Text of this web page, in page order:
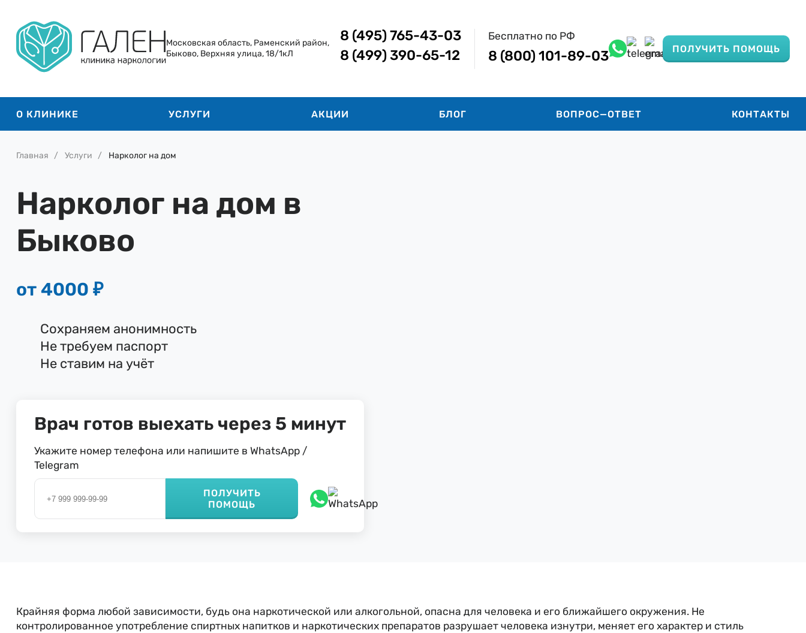
Московская область, Раменский район,
Быково, Верхняя улица, 18/1кЛ
8 (495) 765-43-03
8 (499) 390-65-12
Бесплатно по РФ
8 (800) 101-89-03 ПОЛУЧИТЬ ПОМОЩЬ
О КЛИНИКЕ УСЛУГИ АКЦИИ БЛОГ ВОПРОС—ОТВЕТ КОНТАКТЫ
Главная Услуги Нарколог на дом
Нарколог на дом в
Быково
от 4000 ₽
Сохраняем анонимность
Не требуем паспорт
Не ставим на учёт
Врач готов выехать через 5 минут
Укажите номер телефона или напишите в WhatsApp /
Telegram
ПОЛУЧИТЬ
ПОМОЩЬ
Крайняя форма любой зависимости, будь она наркотической или алкогольной, опасна для человека и его ближайшего окружения. Не
контролированное употребление спиртных напитков и наркотических препаратов разрушает человека изнутри, меняет его характер и стиль